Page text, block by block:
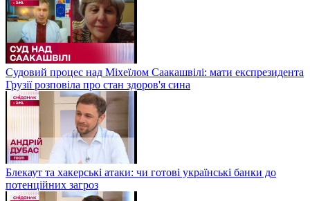
Судовий процес над Міхеїлом Саакашвілі: мати експрезидента
Грузії розповіла про стан здоров'я сина
Блекаут та хакерські атаки: чи готові українські банки до
потенційних загроз